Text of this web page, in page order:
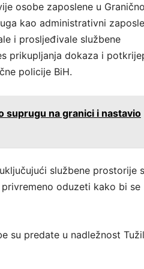
osobe zaposlene u
kao administrativni
i prosljeđivale službene
prikupljanja dokaza i
policije BiH.
suprugu na granici i nastavio
službene prostorije
oduzeti kako bi se
su predate u nadležnost